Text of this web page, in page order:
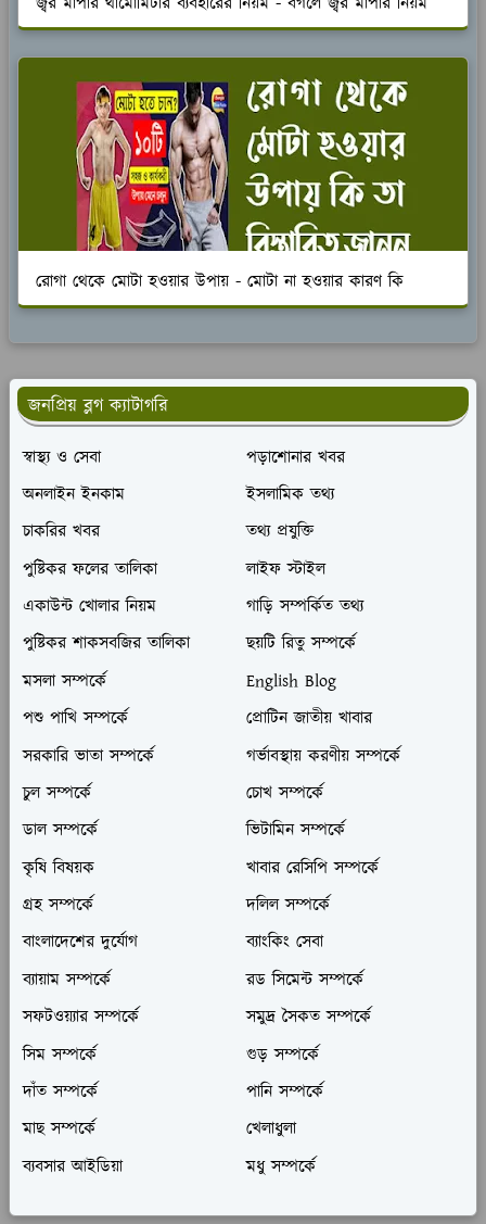
রোগা থেকে মোটা হওয়ার উপায় - মোটা না হওয়ার কারণ কি
জনপ্রিয় ব্লগ ক্যাটাগরি
স্বাস্থ্য ও সেবা
পড়াশোনার খবর
অনলাইন ইনকাম
ইসলামিক তথ্য
চাকরির খবর
তথ্য প্রযুক্তি
পুষ্টিকর ফলের তালিকা
লাইফ স্টাইল
একাউন্ট খোলার নিয়ম
গাড়ি সম্পর্কিত তথ্য
পুষ্টিকর শাকসবজির তালিকা
ছয়টি রিতু সম্পর্কে
মসলা সম্পর্কে
English Blog
পশু পাখি সম্পর্কে
প্রোটিন জাতীয় খাবার
সরকারি ভাতা সম্পর্কে
গর্ভাবস্থায় করণীয় সম্পর্কে
চুল সম্পর্কে
চোখ সম্পর্কে
ডাল সম্পর্কে
ভিটামিন সম্পর্কে
কৃষি বিষয়ক
খাবার রেসিপি সম্পর্কে
গ্রহ সম্পর্কে
দলিল সম্পর্কে
বাংলাদেশের দুর্যোগ
ব্যাংকিং সেবা
ব্যায়াম সম্পর্কে
রড সিমেন্ট সম্পর্কে
সফটওয়্যার সম্পর্কে
সমুদ্র সৈকত সম্পর্কে
সিম সম্পর্কে
গুড় সম্পর্কে
দাঁত সম্পর্কে
পানি সম্পর্কে
মাছ সম্পর্কে
খেলাধুলা
ব্যবসার আইডিয়া
মধু সম্পর্কে